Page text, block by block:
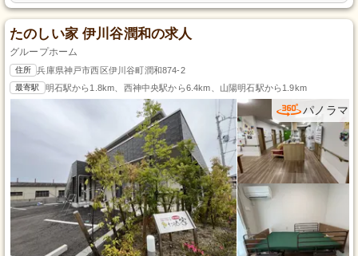
たのしい家 伊川谷潤和の求人
グループホーム
住所 兵庫県神戸市西区伊川谷町潤和874-2
最寄駅 明石駅から1.8km、西神中央駅から6.4km、山陽明石駅から1.9km
パノラマ